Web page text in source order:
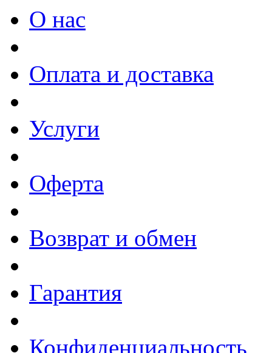
О нас
Оплата и доставка
Услуги
Оферта
Возврат и обмен
Гарантия
Конфиденциальность